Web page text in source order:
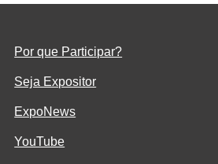
Por que Participar?
Seja Expositor
ExpoNews
YouTube